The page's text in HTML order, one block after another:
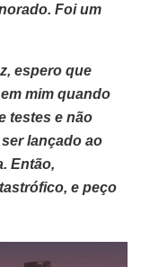
Foi um
espero que
mim quando
testes e não
lançado ao
Então,
e peço